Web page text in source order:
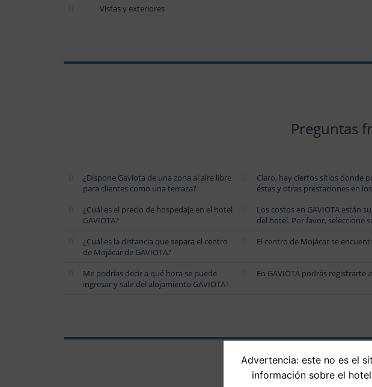
Vistas y exteriores
Preguntas
¿Dispone Gaviota de una zona al aire libre
para clientes como una terraza?
Claro, hay ciertos sitios donde
éstas y otras prestaciones en
¿Cuál es el precio de hospedaje en el hotel
GAVIOTA?
Los costos en GAVIOTA están
del hotel. Por favor, seleccione
¿Cuál es la distancia que separa el centro
de Mojácar de GAVIOTA?
El centro de Mojácar se
Me podrías decir a qué hora se puede
ingresar y salir del alojamiento GAVIOTA?
En GAVIOTA podrás registrarte
Advertencia: este no es el
información sobre el